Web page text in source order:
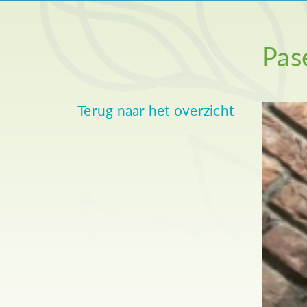
Terug naar het overzicht